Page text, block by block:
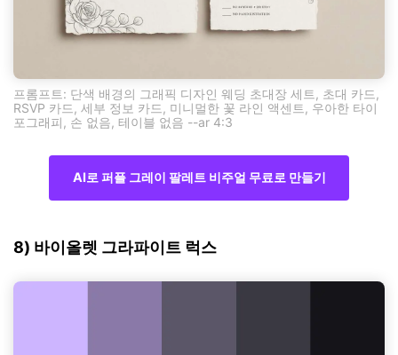
프롬프트: 단색 배경의 그래픽 디자인 웨딩 초대장 세트, 초대 카드,
RSVP 카드, 세부 정보 카드, 미니멀한 꽃 라인 액센트, 우아한 타이
포그래피, 손 없음, 테이블 없음 --ar 4:3
AI로 퍼플 그레이 팔레트 비주얼 무료로 만들기
8) 바이올렛 그라파이트 럭스